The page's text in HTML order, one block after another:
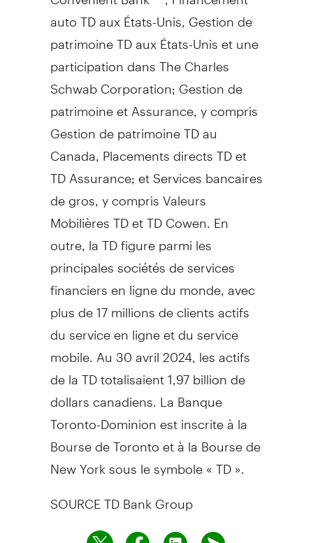
auto TD aux États-Unis, Gestion de
patrimoine TD aux États-Unis et une
participation dans The Charles
Schwab Corporation; Gestion de
patrimoine et Assurance, y compris
Gestion de patrimoine TD au
Canada, Placements directs TD et
TD Assurance; et Services bancaires
de gros, y compris Valeurs
Mobilières TD et TD Cowen. En
outre, la TD figure parmi les
principales sociétés de services
financiers en ligne du monde, avec
plus de 17 millions de clients actifs
du service en ligne et du service
mobile. Au 30 avril 2024, les actifs
de la TD totalisaient 1,97 billion de
dollars canadiens. La Banque
Toronto-Dominion est inscrite à la
Bourse de Toronto et à la Bourse de
New York sous le symbole « TD ».
SOURCE TD Bank Group